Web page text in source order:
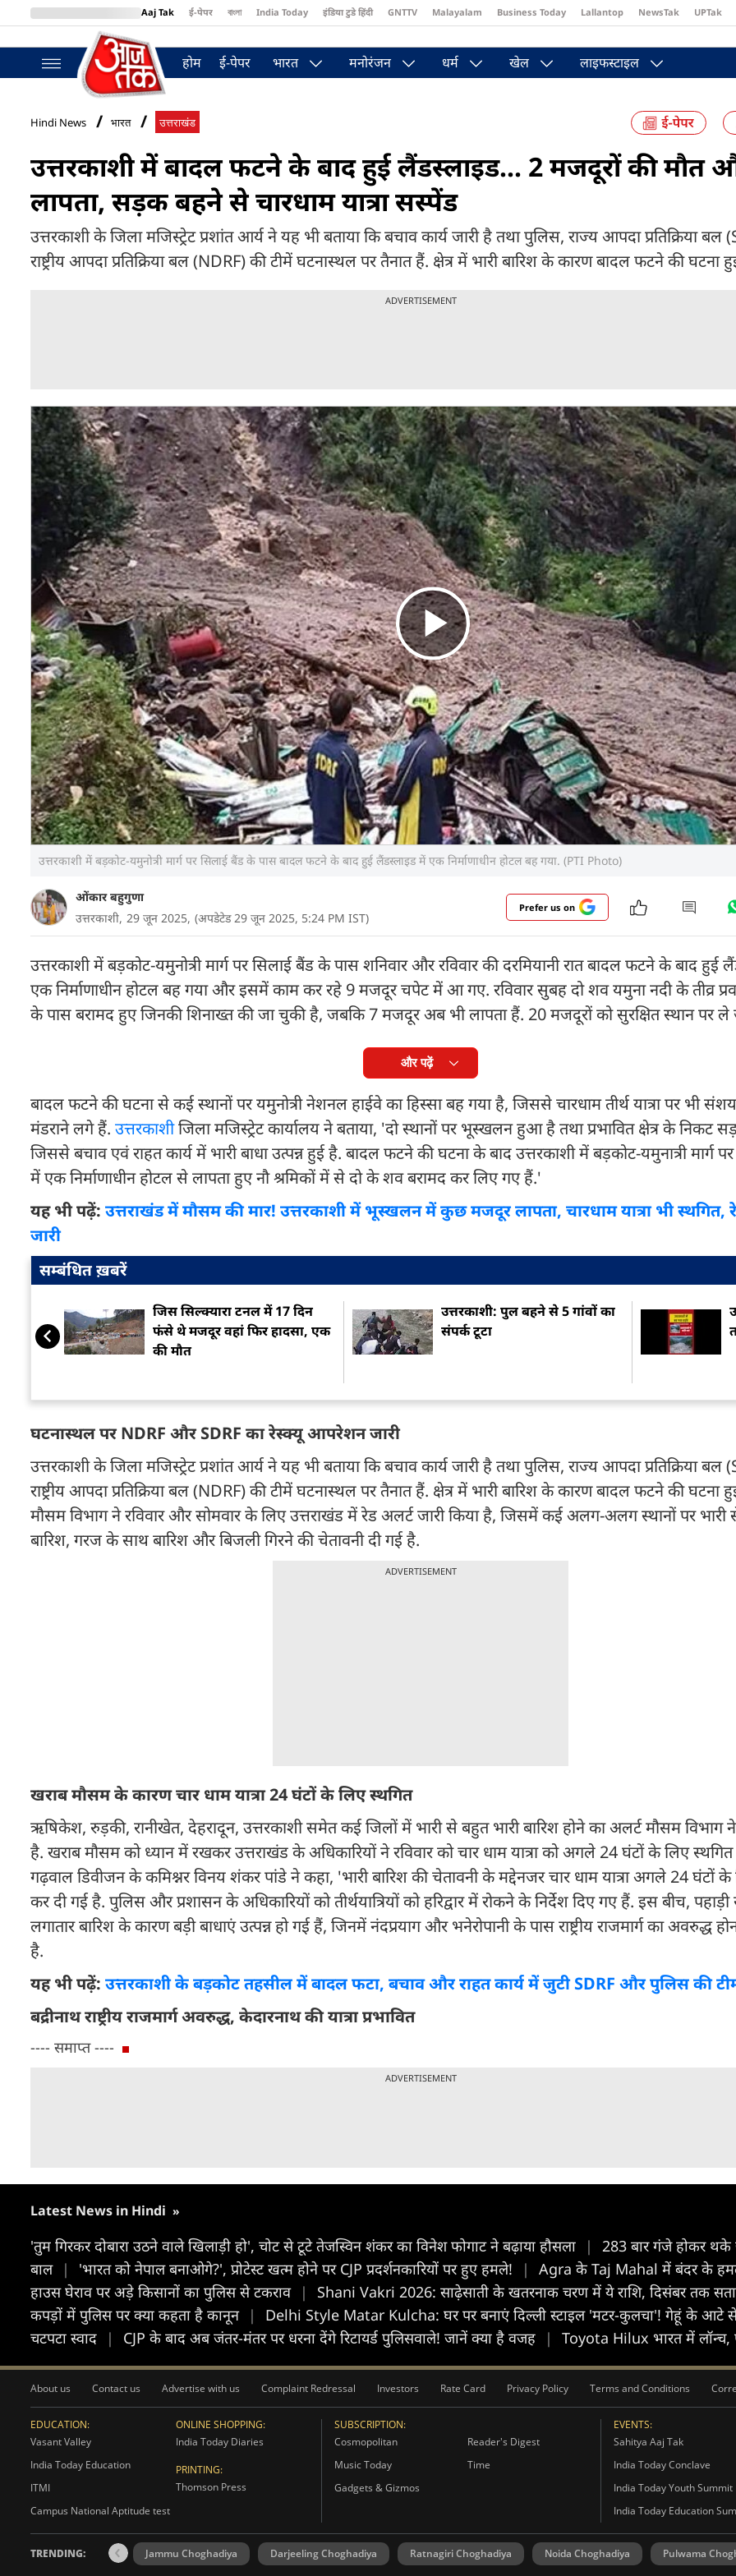
Aaj Tak ई-पेपर বাংলা India Today इंडिया टुडे हिंदी GNTTV Malayalam Business Today Lallantop NewsTak UPTak
BT Bazaar
होम ई-पेपर भारत मनोरंजन धर्म खेल लाइफस्टाइल
Hindi News भारत उत्तराखंड
उत्तरकाशी में बादल फटने के बाद हुई लैंडस्लाइड... 2 मजदूरों की मौत
लापता, सड़क बहने से चारधाम यात्रा सस्पेंड
उत्तरकाशी के जिला मजिस्ट्रेट प्रशांत आर्य ने यह भी बताया कि बचाव कार्य जारी है तथा पुलिस, राज्य आपदा प्रतिक्रिया
राष्ट्रीय आपदा प्रतिक्रिया बल (NDRF) की टीमें घटनास्थल पर तैनात हैं. क्षेत्र में भारी बारिश के कारण बादल फटने की घटना
ADVERTISEMENT
उत्तरकाशी में बड़कोट-यमुनोत्री मार्ग पर सिलाई बैंड के पास बादल फटने के बाद हुई लैंडस्लाइड में एक निर्माणाधीन होटल बह गया. (PTI Photo)
ओंकार बहुगुणा
उत्तरकाशी, 29 जून 2025, (अपडेटेड 29 जून 2025, 5:24 PM IST)
Prefer us on
उत्तरकाशी में बड़कोट-यमुनोत्री मार्ग पर सिलाई बैंड के पास शनिवार और रविवार की दरमियानी रात बादल फटने के बाद हुई
एक निर्माणाधीन होटल बह गया और इसमें काम कर रहे 9 मजदूर चपेट में आ गए. रविवार सुबह दो शव यमुना नदी के तीव्र
के पास बरामद हुए जिनकी शिनाख्त की जा चुकी है, जबकि 7 मजदूर अब भी लापता हैं. 20 मजदूरों को सुरक्षित स्थान पर ले
और पढ़ें
बादल फटने की घटना से कई स्थानों पर यमुनोत्री नेशनल हाईवे का हिस्सा बह गया है, जिससे चारधाम तीर्थ यात्रा पर भी
मंडराने लगे हैं. उत्तरकाशीजिला मजिस्ट्रेट कार्यालय ने बताया, 'दो स्थानों पर भूस्खलन हुआ है तथा प्रभावित क्षेत्र के निकट
जिससे बचाव एवं राहत कार्य में भारी बाधा उत्पन्न हुई है. बादल फटने की घटना के बाद उत्तरकाशी में बड़कोट-यमुनात्री मार्ग
में एक निर्माणाधीन होटल से लापता हुए नौ श्रमिकों में से दो के शव बरामद कर लिए गए हैं.'
यह भी पढ़ें: उत्तराखंड में मौसम की मार! उत्तरकाशी में भूस्खलन में कुछ मजदूर लापता, चारधाम यात्रा भी स्थगित,
जारी
सम्बंधित ख़बरें
जिस सिल्क्यारा टनल में 17 दिन
फंसे थे मजदूर वहां फिर हादसा, एक
की मौत
उत्तरकाशी: पुल बहने से 5 गांवों का
संपर्क टूटा
घटनास्थल पर NDRF और SDRF का रेस्क्यू आपरेशन जारी
उत्तरकाशी के जिला मजिस्ट्रेट प्रशांत आर्य ने यह भी बताया कि बचाव कार्य जारी है तथा पुलिस, राज्य आपदा प्रतिक्रिया
राष्ट्रीय आपदा प्रतिक्रिया बल (NDRF) की टीमें घटनास्थल पर तैनात हैं. क्षेत्र में भारी बारिश के कारण बादल फटने की घटना
मौसम विभाग ने रविवार और सोमवार के लिए उत्तराखंड में रेड अलर्ट जारी किया है, जिसमें कई अलग-अलग स्थानों पर भारी
बारिश, गरज के साथ बारिश और बिजली गिरने की चेतावनी दी गई है.
ADVERTISEMENT
खराब मौसम के कारण चार धाम यात्रा 24 घंटों के लिए स्थगित
ऋषिकेश, रुड़की, रानीखेत, देहरादून, उत्तरकाशी समेत कई जिलों में भारी से बहुत भारी बारिश होने का अलर्ट मौसम विभाग ने
है. खराब मौसम को ध्यान में रखकर उत्तराखंड के अधिकारियों ने रविवार को चार धाम यात्रा को अगले 24 घंटों के लिए स्थगित
गढ़वाल डिवीजन के कमिश्नर विनय शंकर पांडे ने कहा, 'भारी बारिश की चेतावनी के मद्देनजर चार धाम यात्रा अगले 24 घंटों
कर दी गई है. पुलिस और प्रशासन के अधिकारियों को तीर्थयात्रियों को हरिद्वार में रोकने के निर्देश दिए गए हैं. इस बीच, पहाड़ी
लगातार बारिश के कारण बड़ी बाधाएं उत्पन्न हो गई हैं, जिनमें नंदप्रयाग और भनेरोपानी के पास राष्ट्रीय राजमार्ग का अवरुद्ध
है.
यह भी पढ़ें: उत्तरकाशी के बड़कोट तहसील में बादल फटा, बचाव और राहत कार्य में जुटी SDRF और पुलिस की
बद्रीनाथ राष्ट्रीय राजमार्ग अवरुद्ध, केदारनाथ की यात्रा प्रभावित
---- समाप्त ----
ADVERTISEMENT
Latest News in Hindi »
'तुम गिरकर दोबारा उठने वाले खिलाड़ी हो', चोट से टूटे तेजस्विन शंकर का विनेश फोगाट ने बढ़ाया हौसला |
283 बार गंजे होकर थके
बाल | 'भारत को नेपाल बनाओगे?', प्रोटेस्ट खत्म होने पर CJP प्रदर्शनकारियों पर हुए हमले! | Agra के Taj Mahal में बंदर के
हाउस घेराव पर अड़े किसानों का पुलिस से टकराव | Shani Vakri 2026: साढ़ेसाती के खतरनाक चरण में ये राशि, दिसंबर तक
कपड़ों में पुलिस पर क्या कहता है कानून |
Delhi Style Matar Kulcha: घर पर बनाएं दिल्ली स्टाइल 'मटर-कुलचा'! गेहूं के
चटपटा स्वाद
| CJP के बाद अब जंतर-मंतर पर धरना देंगे रिटायर्ड पुलिसवाले! जानें क्या है वजह | Toyota Hilux भारत में लॉन्च,
About us Contact us Advertise with us Complaint Redressal Investors Rate Card Privacy Policy Terms and Conditions
EDUCATION:
Vasant Valley
India Today Education
ITMI
Campus National Aptitude test
ONLINE SHOPPING:
India Today Diaries
PRINTING:
Thomson Press
SUBSCRIPTION:
Cosmopolitan
Reader's Digest
Music Today
Time
Gadgets & Gizmos
EVENTS:
Sahitya Aaj Tak
India Today Conclave
India Today Youth Summit
India Today Education
TRENDING: Jammu Choghadiya Darjeeling Choghadiya Ratnagiri Choghadiya Noida Choghadiya Pulwama